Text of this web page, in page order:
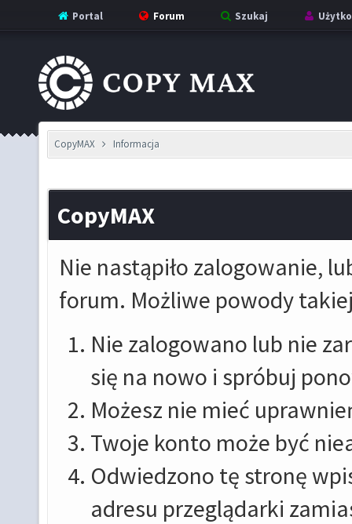
Portal Forum Szukaj
CopyMAX Informacja
CopyMAX
Nie nastąpiło zalogowanie,
forum. Możliwe powody
Nie zalogowano lub nie
się na nowo i spróbuj
Możesz nie mieć
Twoje konto może być
Odwiedzono tę stronę
adresu przeglądarki